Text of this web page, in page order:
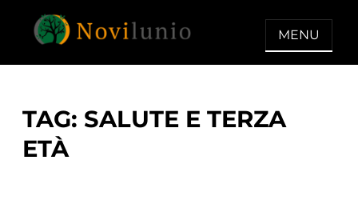
NOVILUNIO
Un aiuto con concreto dopo la
MENU
TAG: SALUTE E TERZA
ETÀ